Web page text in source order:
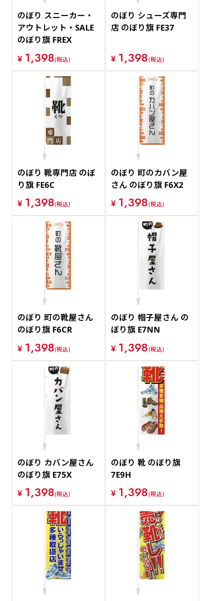
のぼり スニーカー・
アウトレット・SALE
のぼり旗 FREX
¥ 1,398(税込)
のぼり シューズ専門
店 のぼり旗 FE37
¥ 1,398(税込)
のぼり 靴専門店 のぼ
り旗 FE6C
¥ 1,398(税込)
のぼり 町のカバン屋
さん のぼり旗 F6X2
¥ 1,398(税込)
のぼり 町の靴屋さん
のぼり旗 F6CR
¥ 1,398(税込)
のぼり 帽子屋さん の
ぼり旗 E7NN
¥ 1,398(税込)
のぼり カバン屋さん
のぼり旗 E75X
¥ 1,398(税込)
のぼり 靴 のぼり旗
7E9H
¥ 1,398(税込)